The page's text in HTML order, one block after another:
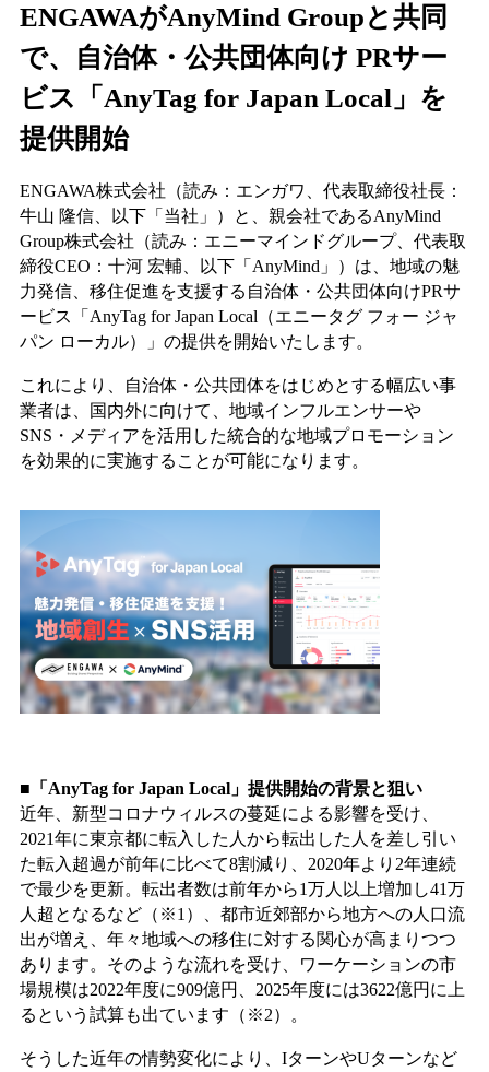
ENGAWAがAnyMind Groupと共同
で、自治体・公共団体向け PRサー
ビス「AnyTag for Japan Local」を
提供開始
ENGAWA株式会社（読み：エンガワ、代表取締役社長：
牛山 隆信、以下「当社」）と、親会社であるAnyMind
Group株式会社（読み：エニーマインドグループ、代表取
締役CEO：十河 宏輔、以下「AnyMind」）は、地域の魅
力発信、移住促進を支援する自治体・公共団体向けPRサ
ービス「AnyTag for Japan Local（エニータグ フォー ジャ
パン ローカル）」の提供を開始いたします。
これにより、自治体・公共団体をはじめとする幅広い事
業者は、国内外に向けて、地域インフルエンサーや
SNS・メディアを活用した統合的な地域プロモーション
を効果的に実施することが可能になります。
■「AnyTag for Japan Local」提供開始の背景と狙い
近年、新型コロナウィルスの蔓延による影響を受け、
2021年に東京都に転入した人から転出した人を差し引い
た転入超過が前年に比べて8割減り、2020年より2年連続
で最少を更新。転出者数は前年から1万人以上増加し41万
人超となるなど（※1）、都市近郊部から地方への人口流
出が増え、年々地域への移住に対する関心が高まりつつ
あります。そのような流れを受け、ワーケーションの市
場規模は2022年度に909億円、2025年度には3622億円に上
るという試算も出ています（※2）。
そうした近年の情勢変化により、IターンやUターンなど